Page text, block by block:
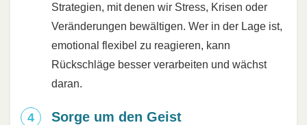
Strategien, mit denen wir Stress, Krisen oder
Veränderungen bewältigen. Wer in der Lage ist,
emotional flexibel zu reagieren, kann
Rückschläge besser verarbeiten und wächst
daran.
Sorge um den Geist